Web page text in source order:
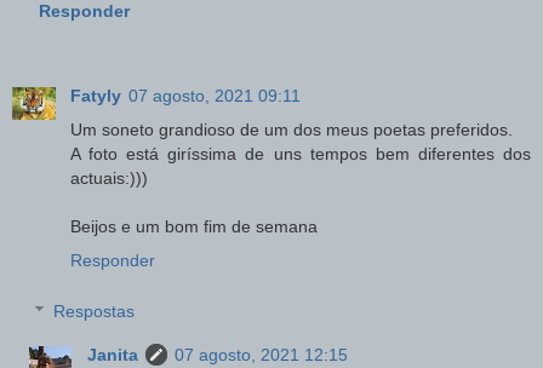
Responder
Fatyly 07 agosto, 2021 09:11
Um soneto grandioso de um dos meus poetas preferidos.
A foto está giríssima de uns tempos bem diferentes dos
actuais:)))
Beijos e um bom fim de semana
Responder
Respostas
Janita
07 agosto, 2021 12:15